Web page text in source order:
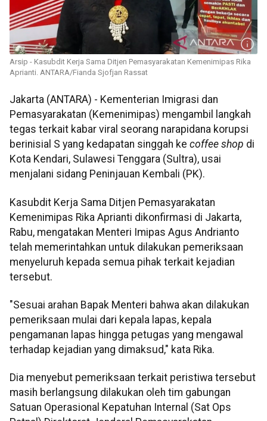
Arsip - Kasubdit Kerja Sama Ditjen Pemasyarakatan Kemenimipas Rika
Aprianti. ANTARA/Fianda Sjofjan Rassat
Jakarta (ANTARA) - Kementerian Imigrasi dan
Pemasyarakatan (Kemenimipas) mengambil langkah
tegas terkait kabar viral seorang narapidana korupsi
berinisial S yang kedapatan singgah ke coffee shop di
Kota Kendari, Sulawesi Tenggara (Sultra), usai
menjalani sidang Peninjauan Kembali (PK).
Kasubdit Kerja Sama Ditjen Pemasyarakatan
Kemenimipas Rika Aprianti dikonfirmasi di Jakarta,
Rabu, mengatakan Menteri Imipas Agus Andrianto
telah memerintahkan untuk dilakukan pemeriksaan
menyeluruh kepada semua pihak terkait kejadian
tersebut.
"Sesuai arahan Bapak Menteri bahwa akan dilakukan
pemeriksaan mulai dari kepala lapas, kepala
pengamanan lapas hingga petugas yang mengawal
terhadap kejadian yang dimaksud," kata Rika.
Dia menyebut pemeriksaan terkait peristiwa tersebut
masih berlangsung dilakukan oleh tim gabungan
Satuan Operasional Kepatuhan Internal (Sat Ops